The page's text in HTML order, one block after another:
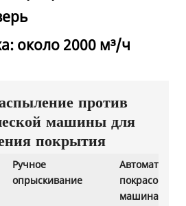
около 2000 м³/ч
против
машины для
покрытия
Ручное
опрыскивание
покрасочная
машина